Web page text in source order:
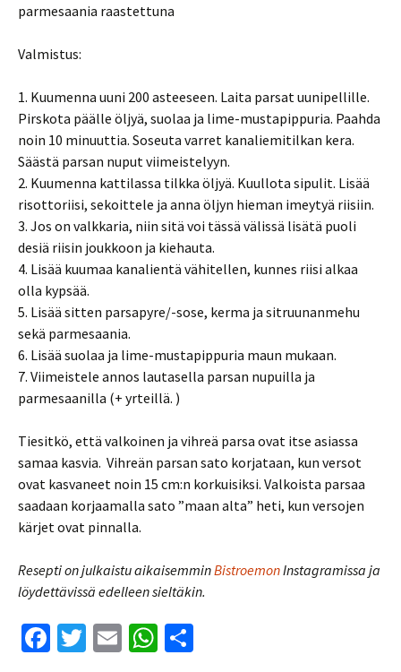
parmesaania raastettuna
Valmistus:
1. Kuumenna uuni 200 asteeseen. Laita parsat uunipellille.
Pirskota päälle öljyä, suolaa ja lime-mustapippuria. Paahda
noin 10 minuuttia. Soseuta varret kanaliemitilkan kera.
Säästä parsan nuput viimeistelyyn.
2. Kuumenna kattilassa tilkka öljyä. Kuullota sipulit. Lisää
risottoriisi, sekoittele ja anna öljyn hieman imeytyä riisiin.
3. Jos on valkkaria, niin sitä voi tässä välissä lisätä puoli
desiä riisin joukkoon ja kiehauta.
4. Lisää kuumaa kanalientä vähitellen, kunnes riisi alkaa
olla kypsää.
5. Lisää sitten parsapyre/-sose, kerma ja sitruunanmehu
sekä parmesaania.
6. Lisää suolaa ja lime-mustapippuria maun mukaan.
7. Viimeistele annos lautasella parsan nupuilla ja
parmesaanilla (+ yrteillä. )
Tiesitkö, että valkoinen ja vihreä parsa ovat itse asiassa
samaa kasvia. Vihreän parsan sato korjataan, kun versot
ovat kasvaneet noin 15 cm:n korkuisiksi. Valkoista parsaa
saadaan korjaamalla sato ”maan alta” heti, kun versojen
kärjet ovat pinnalla.
Resepti on julkaistu aikaisemminBistroemonInstagramissa ja
löydettävissä edelleen sieltäkin.
Fa T
E
W